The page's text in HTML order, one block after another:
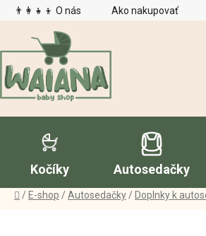
Prejsť
na
👨‍👩‍👧‍👦 O nás Ako nakupovať
Kočíky Autosedačky
Domov
/ E-shop /Autosedačky / Doplnky k